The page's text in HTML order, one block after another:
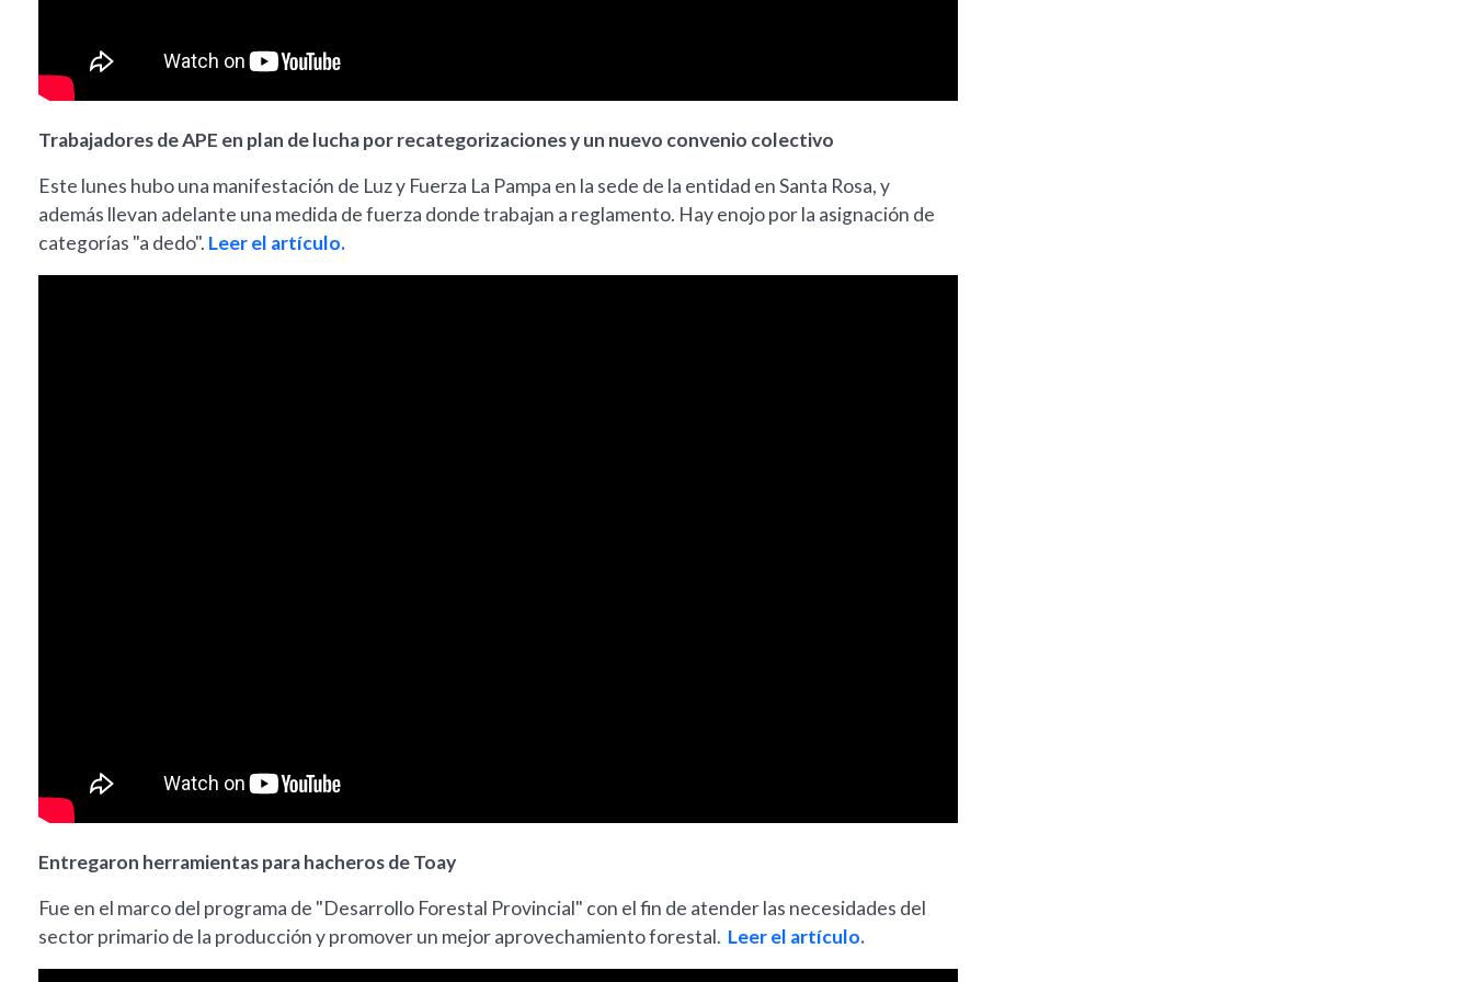
Trabajadores de APE en plan de lucha por recategorizaciones y un nuevo convenio colectivo
Este lunes hubo una manifestación de Luz y Fuerza La Pampa en la sede de la entidad en Santa Rosa, y
además llevan adelante una medida de fuerza donde trabajan a reglamento. Hay enojo por la asignación de
categorías "a dedo". Leer el artículo.
Entregaron herramientas para hacheros de Toay
Fue en el marco del programa de "Desarrollo Forestal Provincial" con el fin de atender las necesidades del
sector primario de la producción y promover un mejor aprovechamiento forestal. Leer el artículo.